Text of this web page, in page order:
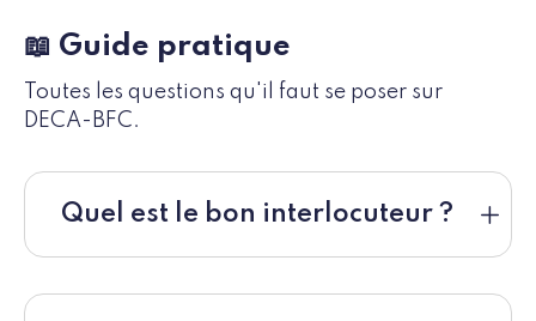
📖 Guide pratique
Toutes les questions qu'il faut se poser sur
DECA-BFC.
Quel est le bon interlocuteur ?